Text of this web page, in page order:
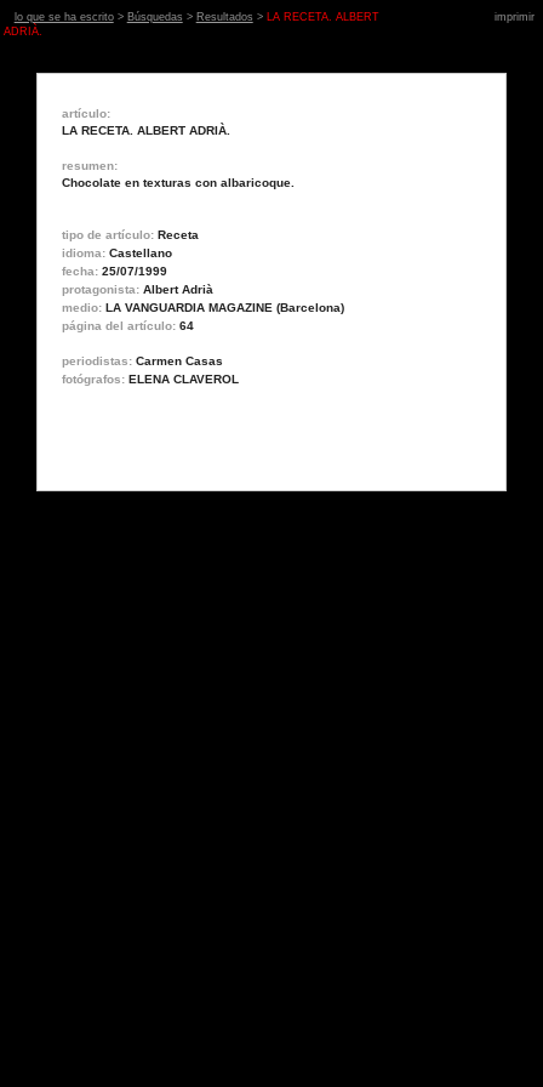
lo que se ha escrito> Búsquedas > Resultados >
LA RECETA. ALBERT
ADRIÀ.
imprimir
artículo:
LA RECETA. ALBERT ADRIÀ.
resumen:
Chocolate en texturas con albaricoque.
tipo de artículo: Receta
idioma: Castellano
fecha: 25/07/1999
protagonista: Albert Adrià
medio: LA VANGUARDIA MAGAZINE (Barcelona)
página del artículo: 64
periodistas: Carmen Casas
fotógrafos: ELENA CLAVEROL